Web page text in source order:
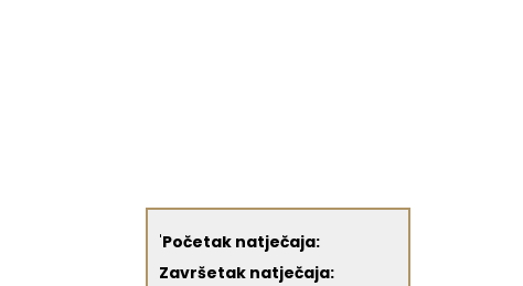
'Početak natječaja:
Završetak natječaja: